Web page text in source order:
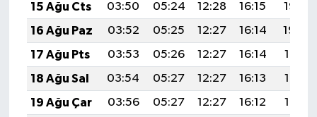
15 Ağu Cts
03:50 05:24 12:28 16:15
19:22
16 Ağu Paz
03:52 05:25 12:27 16:14
19:20
17 Ağu Pts
03:53 05:26 12:27 16:14
19:19
18 Ağu Sal
03:54 05:27 12:27 16:13
19:18
19 Ağu Çar
03:56 05:27 12:27 16:12
19:16